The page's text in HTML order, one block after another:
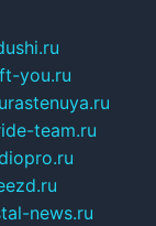
you.ru
rastenuya.ru
team.ru
news.ru